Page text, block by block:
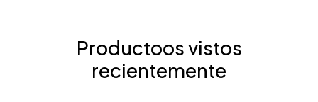
Productoos vistos
recientemente